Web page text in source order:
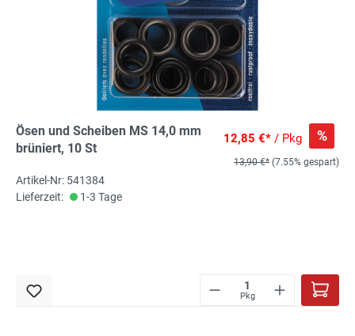
Ösen und Scheiben MS 14,0 mm
brüniert, 10 St
12,85 €* / Pkg %
13,90 €* (7.55% gespart)
Artikel-Nr: 541384
Lieferzeit:
1-3 Tage
Pkg